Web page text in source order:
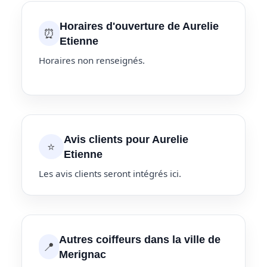
⏰ Horaires d'ouverture de Aurelie
Etienne
Horaires non renseignés.
⭐
Avis clients pour Aurelie
Etienne
Les avis clients seront intégrés ici.
📍 Autres coiffeurs dans la ville de
Merignac